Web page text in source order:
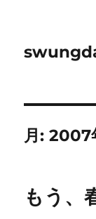
月:2007
もう、